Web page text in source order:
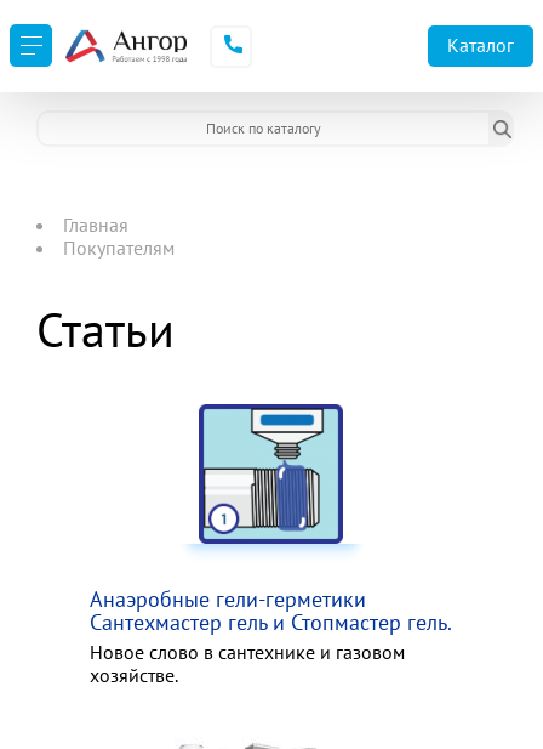
Каталог
Главная
Покупателям
Статьи
Анаэробные гели-герметики
Сантехмастер гель и Стопмастер гель.
Новое слово в сантехнике и газовом
хозяйстве.